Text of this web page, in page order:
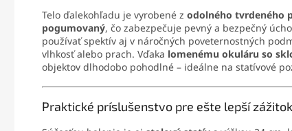
Telo ďalekohľadu je vyrobené z odolného tvrdeného
pogumovaný, čo zabezpečuje pevný a bezpečný
používať spektív aj v náročných poveternostných
vlhkosť alebo prach. Vďaka lomenému okuláru so
objektov dlhodobo pohodlné – ideálne na statívové
Praktické príslušenstvo pre ešte lepší zážitok